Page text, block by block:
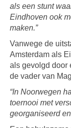
als een stunt
Eindhoven ook
maken.”
Vanwege de
Amsterdam als
als gevolgd door
de vader van
“In Noorwegen
toernooi met
georganiseerd